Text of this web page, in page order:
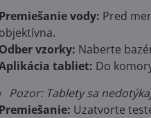
Premiešanie vody: Pred
objektívna.
Odber vzorky: Naberte
tabliet: Do
Pozor: Tablety sa
Premiešanie: Uzatvorte